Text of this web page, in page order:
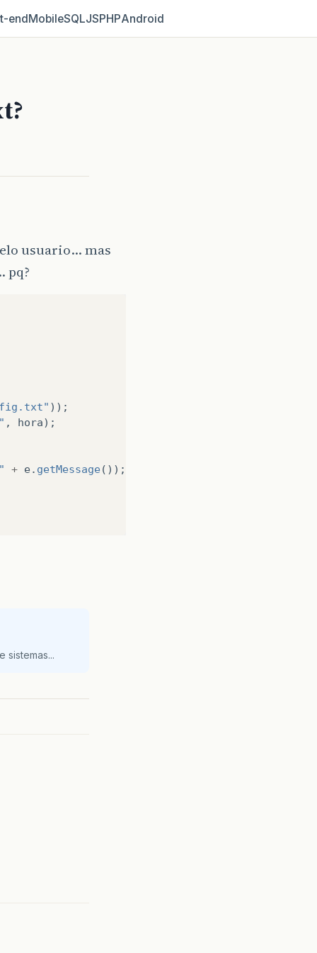
MobileSQLJSPHPAndroid
usuario… mas
pq?
));
, hora);
+ e. getMessage());
sistemas...